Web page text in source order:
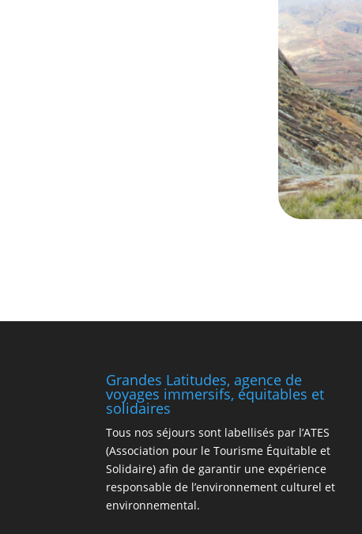
Grandes Latitudes, agence de
voyages immersifs, équitables et
solidaires
Tous nos séjours sont labellisés par l’ATES
(Association pour le Tourisme Équitable et
Solidaire) afin de garantir une expérience
responsable de l’environnement culturel et
environnemental.